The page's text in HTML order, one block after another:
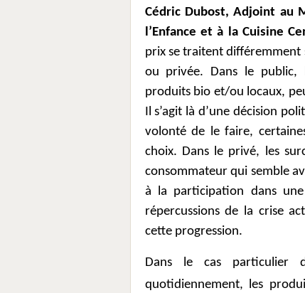
Cédric Dubost,Adjoint au
l’Enfance et à la Cuisine
prix se traitent différemment
ou privée. Dans le public,
produits bio et/ou locaux,
Il s’agit là d’une décision
volonté de le faire,
choix. Dans le privé, les
consommateur qui semble
à la participation dans
répercussions de la crise
cette progression.
Dans le cas particulier
quotidiennement, les